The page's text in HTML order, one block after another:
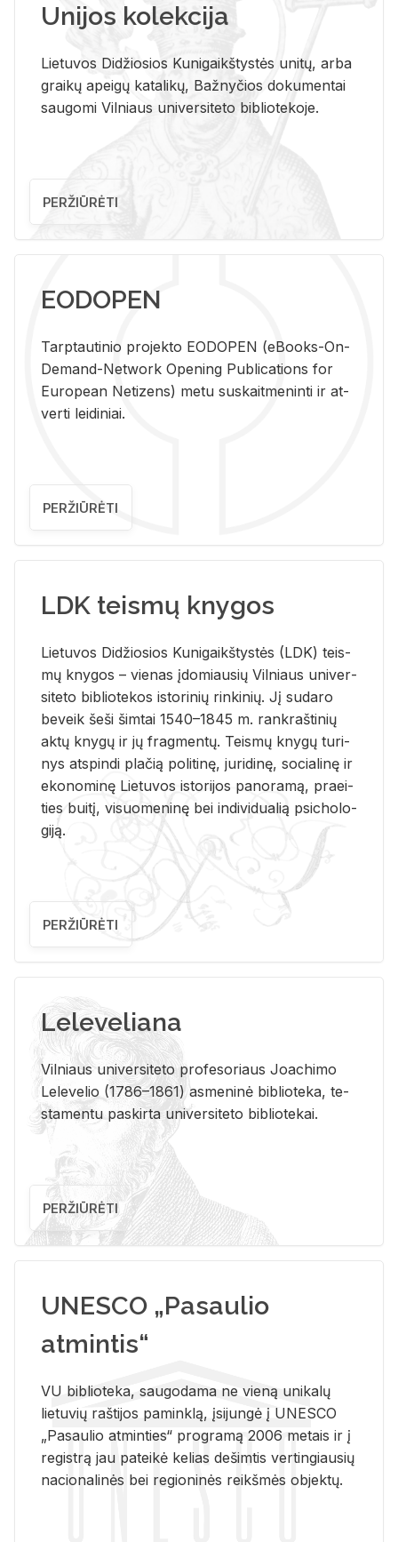
Unijos kolekcija
Lietuvos Didžiosios Kunigaikštystės unitų, arba
graikų apeigų katalikų, Bažnyčios dokumentai
saugomi Vilniaus universiteto bibliotekoje.
PERŽIŪRĖTI
EODOPEN
Tarp­tau­ti­nio pro­jek­to EO­DO­PEN (eBo­oks-On-
De­mand-Ne­twork Ope­ning Pub­li­ca­tions for
Eu­ro­pe­an Ne­ti­zens) metu su­skait­me­nin­ti ir at­
ver­ti lei­di­niai.
PERŽIŪRĖTI
LDK teismų knygos
Lie­tu­vos Di­džio­sios Ku­ni­gaikš­tys­tės (LDK) teis­
mų kny­gos – vie­nas įdo­miau­sių Vil­niaus uni­ver­
si­te­to bi­b­lio­te­kos is­to­ri­nių rin­ki­nių. Jį su­da­ro
be­veik šeši šim­tai 1540–1845 m. rank­raš­ti­nių
aktų kny­gų ir jų frag­men­tų. Teis­mų kny­gų tu­ri­
nys at­spin­di pla­čią po­li­ti­nę, ju­ri­di­nę, so­cia­li­nę ir
eko­no­mi­nę Lie­tu­vos is­to­ri­jos pa­no­ra­mą, pra­ei­
ties bui­tį, vi­suo­me­ni­nę bei in­di­vi­dua­lią psi­cho­lo­
gi­ją.
PERŽIŪRĖTI
Leleveliana
Vil­niaus uni­ver­si­te­to pro­fe­so­riaus Jo­a­chi­mo
Le­le­ve­lio (1786–1861) as­me­ni­nė bi­b­lio­te­ka, te­
sta­men­tu pa­skir­ta uni­ver­si­te­to bi­b­lio­te­kai.
PERŽIŪRĖTI
UNESCO „Pasaulio
atmintis“
VU biblioteka, saugodama ne vieną unikalų
lietuvių raštijos paminklą, įsijungė į UNESCO
„Pasaulio atminties“ programą 2006 metais ir į
registrą jau pateikė kelias dešimtis vertingiausių
nacionalinės bei regioninės reikšmės objektų.